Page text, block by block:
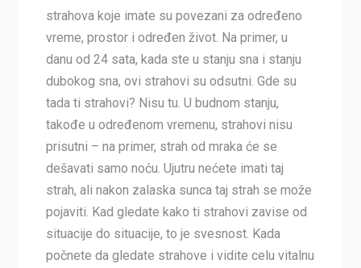
strahova koje imate su povezani za određeno
vreme, prostor i određen život. Na primer, u
danu od 24 sata, kada ste u stanju sna i stanju
dubokog sna, ovi strahovi su odsutni. Gde su
tada ti strahovi? Nisu tu. U budnom stanju,
takođe u određenom vremenu, strahovi nisu
prisutni – na primer, strah od mraka će se
dešavati samo noću. Ujutru nećete imati taj
strah, ali nakon zalaska sunca taj strah se može
pojaviti. Kad gledate kako ti strahovi zavise od
situacije do situacije, to je svesnost. Kada
počnete da gledate strahove i vidite celu vitalnu